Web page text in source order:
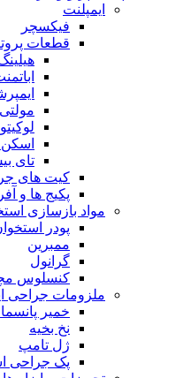
ایمپلنت
فیکسچر
قطعات
اسکن
تای
کیت های
پکیج ها و
مواد بازسازی
پودر
ممبرین
گرانول
کنسلوس
ملزومات جراحی
خمیر
نخ بخیه
ژل تامپ
پک جراحی